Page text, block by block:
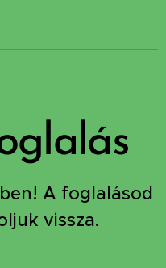
A foglalásod
vissza.